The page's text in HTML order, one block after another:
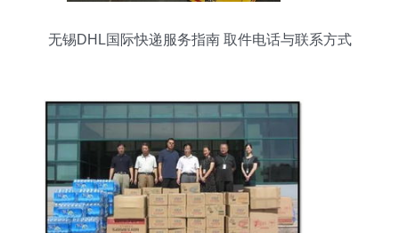
无锡DHL国际快递服务指南 取件电话与联系方式